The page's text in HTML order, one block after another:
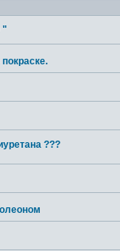
"
???